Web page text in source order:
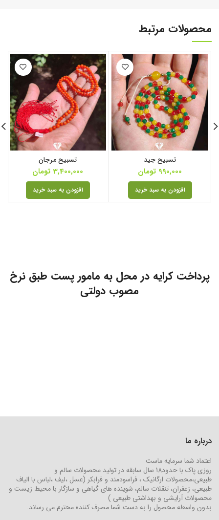
محصولات مرتبط
تسبیح جید
990,000 تومان
افزودن به سبد خرید
تسبیح مرجان
3,400,000 تومان
افزودن به سبد خرید
پرداخت کرایه در محل به مامور پست طبق نرخ
مصوب دولتی
درباره ما
اعتماد شما سرمایه ماست
روزی پاک با حدود18 سال سابقه در تولید محصولات سالم و
طبیعی،محصولات ارگانیک ، فراسودمند و فرابکر (عسل ،لیف ،لباس با الیاف
طبیعی، زعفران، تنقلات سالم، شوینده های گیاهی و سازگار با محیط زیست و
محصولات آرایشی و بهداشتی طبیعی )
بدون واسطه محصول را به دست شما مصرف کننده محترم می رساند.